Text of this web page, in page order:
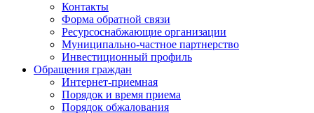
Контакты
Форма обратной связи
Ресурсоснабжающие организации
Муниципально-частное партнерство
Инвестиционный профиль
Обращения граждан
Интернет-приемная
Порядок и время приема
Порядок обжалования